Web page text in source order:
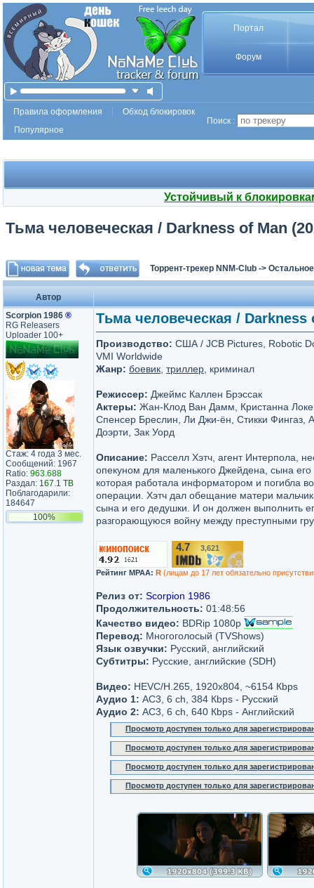
Портал
Форум
Правила оформления
Обход блокировок
Популярное
Поиск :
Устойчивый к
Тьма человеческая / Darkness of Man
Торрент-трекер NNM-Club -> Остальное
Автор
Scorpion 1986 ®
RG Releasers
Uploader 100+
Стаж: 4 года 3 мес.
Сообщений: 1967
Ratio: 963.688
Раздал: 167.1 TB
Поблагодарили:
184647
100%
Тьма человеческая / Darkness
Производство: США / JCB Pictures, Robotic
VMI Worldwide
Жанр: боевик триллер , криминал
Режиссер: Джеймс Каллен Брэссак
Актеры: Жан-Клод Ван Дамм, Кристанна
Спенсер Бреслин, Ли Джи-ён, Стикки Фингаз,
Доэрти, Зак Уорд
Описание: Расселл Хэтч, агент Интерпола,
опекуном для маленького Джейдена, сына
которая работала информатором и погибла
операции. Хэтч дал обещание матери
сына и его дедушки. И он должен выполнить
разгорающуюся войну между преступными
4.7 3,621
Рейтинг MPAA: R (лицам до 17 лет обязательно
Релиз от: Scorpion 1986
Продолжительность: 01:48:56
Качество видео: BDRip 1080p
Перевод: Многоголосый (TVShows)
Язык озвучки: Русский, английский
Субтитры: Русские, английские (SDH)
Видео: HEVC/H.265, 1920x804, ~6154 Кbps
Аудио 1: AC3, 6 ch, 384 Кbps - Русский
Аудио 2: AC3, 6 ch, 640 Кbps - Английский
Просмотр доступен только для
Просмотр доступен только для
Просмотр доступен только для
Просмотр доступен только для